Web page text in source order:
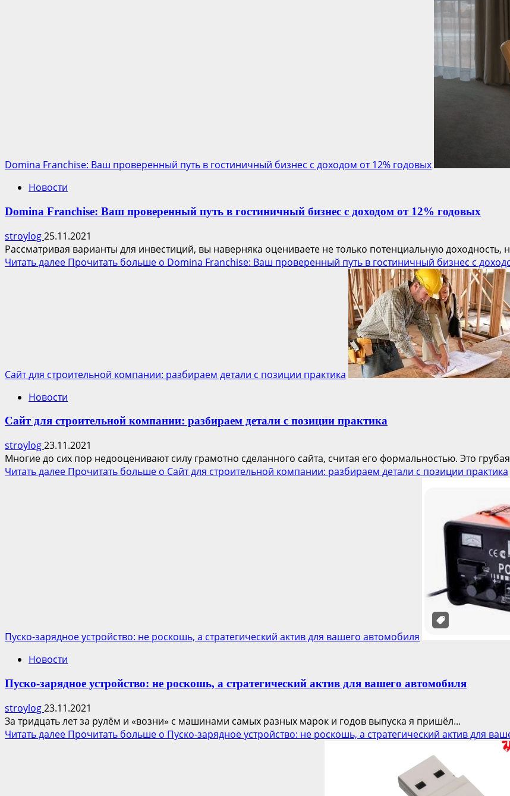
Domina Franchise: Ваш проверенный путь в гостиничный бизнес с доходом от 12% годовых
Новости
Domina Franchise: Ваш проверенный путь в гостиничный бизнес с доходом от 12% годовых
stroylog25.11.2021
Рассматривая варианты для инвестиций, вы наверняка оцениваете не только потенциальную доходность,
Читать далее Прочитать больше о Domina Franchise: Ваш проверенный путь в гостиничный бизнес с
Сайт для строительной компании: разбираем детали с позиции практика
Новости
Сайт для строительной компании: разбираем детали с позиции практика
stroylog23.11.2021
Многие до сих пор недооценивают силу грамотно сделанного сайта, считая его формальностью. Это
Читать далее Прочитать больше о Сайт для строительной компании: разбираем детали с позиции практика
Пуско-зарядное устройство: не роскошь, а стратегический актив для вашего автомобиля
Новости
Пуско-зарядное устройство: не роскошь, а стратегический актив для вашего автомобиля
stroylog23.11.2021
За тридцать лет за рулём и «возни» с машинами самых разных марок и годов выпуска я пришёл...
Читать далее Прочитать больше о Пуско-зарядное устройство: не роскошь, а стратегический актив для